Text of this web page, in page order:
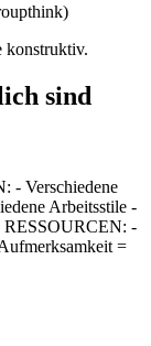
konstruktiv.
sind
Verschiedene
Arbeitsstile -
RESSOURCEN: -
=